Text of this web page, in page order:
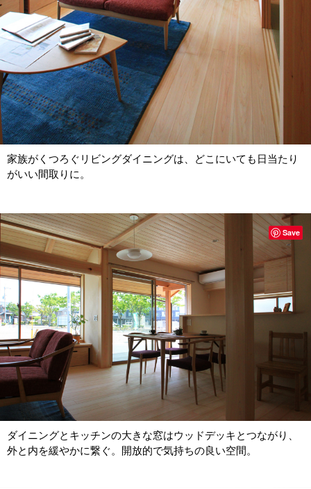
家族がくつろぐリビングダイニングは、どこにいても日当たり
がいい間取りに。
ダイニングとキッチンの大きな窓はウッドデッキとつながり、
外と内を緩やかに繋ぐ。開放的で気持ちの良い空間。
Save